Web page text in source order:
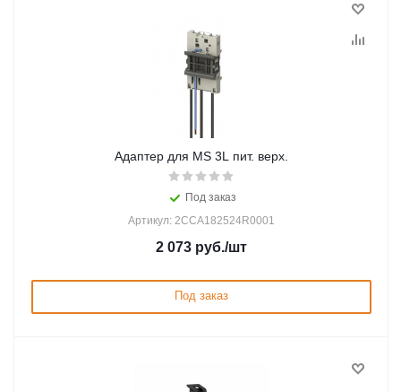
Адаптер для MS 3L пит. верх.
Под заказ
Артикул: 2CCA182524R0001
2 073 руб./шт
Под заказ